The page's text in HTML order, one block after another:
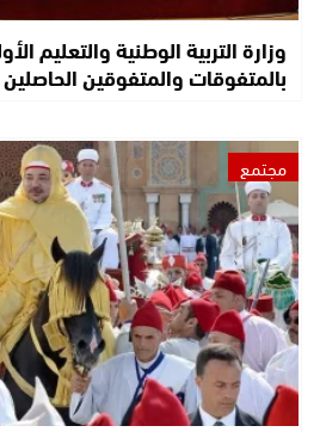
وزارة التربية الوطنية والتعليم
بالمتفوقات والمتفوقين
مجتمع